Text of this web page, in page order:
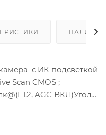
НАЛИЧИЕ
с ИК подсветкой
Scan CMOS ;
AGC ВКЛ)Угол